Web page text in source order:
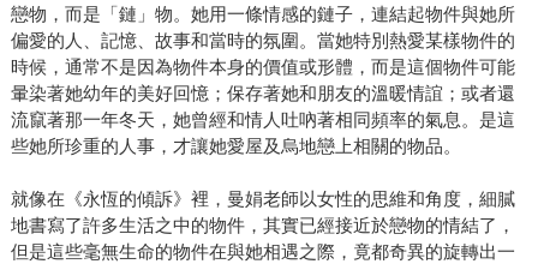
戀物，而是「鏈」物。她用一條情感的鏈子，連結起物件與她所
偏愛的人、記憶、故事和當時的氛圍。當她特別熱愛某樣物件的
時候，通常不是因為物件本身的價值或形體，而是這個物件可能
暈染著她幼年的美好回憶；保存著她和朋友的溫暖情誼；或者還
流竄著那一年冬天，她曾經和情人吐吶著相同頻率的氣息。是這
些她所珍重的人事，才讓她愛屋及烏地戀上相關的物品。
就像在《永恆的傾訴》裡，曼娟老師以女性的思維和角度，細膩
地書寫了許多生活之中的物件，其實已經接近於戀物的情結了，
但是這些毫無生命的物件在與她相遇之際，竟都奇異的旋轉出一